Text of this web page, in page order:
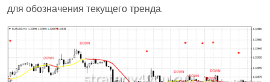
для обозначения текущего тренда.